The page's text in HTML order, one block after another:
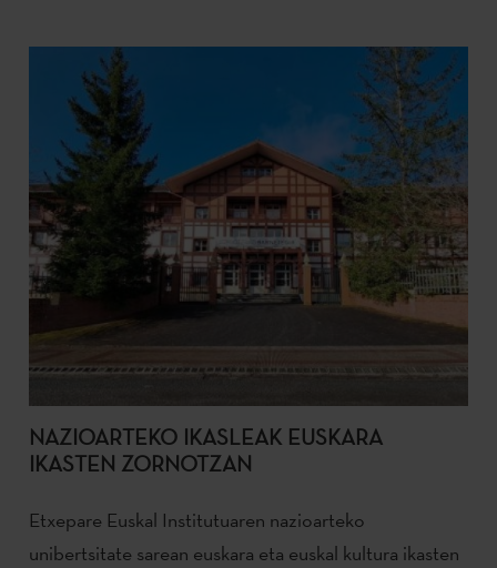
NAZIOARTEKO IKASLEAK EUSKARA
IKASTEN ZORNOTZAN
Etxepare Euskal Institutuaren nazioarteko
unibertsitate sarean euskara eta euskal kultura ikasten